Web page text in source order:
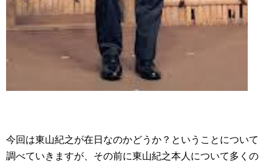
今回は東山紀之が在日なのかどうか？ということについて
調べていきますが、その前に東山紀之本人について多くの